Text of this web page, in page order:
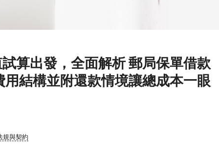
算出發，全面解析 郵局保單借款
結構並附還款情境讓總成本一眼
規與契約